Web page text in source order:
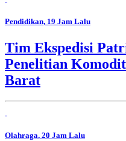
Pendidikan, 19 Jam Lalu
Tim Ekspedisi
Penelitian
Barat
Olahraga, 20 Jam Lalu